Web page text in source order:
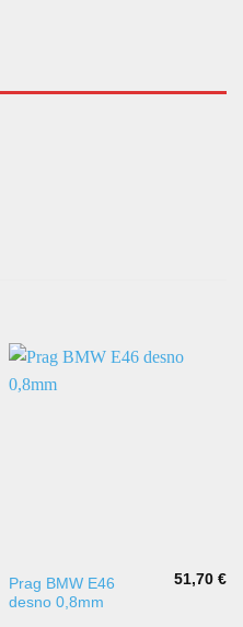
Prag BMW E46
desno 0,8mm
51,70€